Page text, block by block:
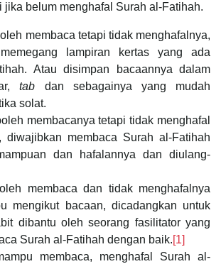
jika belum menghafal Surah al-Fatihah.
membaca tetapi tidak menghafalnya,
lampiran kertas yang ada
Atau disimpan bacaannya dalam
tab dan sebagainya yang mudah
solat.
membacanya tetapi tidak menghafal
diwajibkan membaca Surah al-Fatihah
dan hafalannya dan diulang-
membaca dan tidak menghafalnya
mengikut bacaan, dicadangkan untuk
dibantu oleh seorang fasilitator yang
Surah al-Fatihah dengan baik.[1]
membaca, menghafal Surah al-